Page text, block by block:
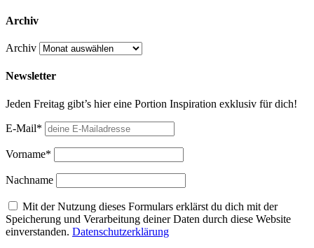
Archiv
Archiv
Newsletter
Jeden Freitag gibt’s hier eine Portion Inspiration exklusiv für dich!
E-Mail*
Vorname*
Nachname
Mit der Nutzung dieses Formulars erklärst du dich mit der
Speicherung und Verarbeitung deiner Daten durch diese Website
einverstanden. Datenschutzerklärung